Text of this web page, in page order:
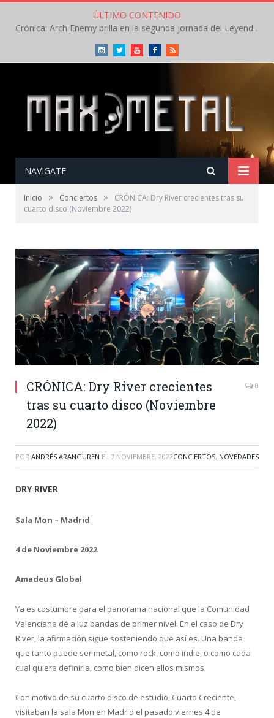
ÚLTIMO CONTENIDO
Crónica: Slaugther to Prevail pone la garra, Savatage la clase en la apertura del Leyendas del Rock – Miércoles – Agosto 2026
InstagramTwitterYoutubeFacebookRSS
NAVIGATE
Inicio » Conciertos »
CRÓNICA: Dry River crecientes tras su
cuarto disco (Noviembre 2022)
CRÓNICA: Dry River crecientes
tras su cuarto disco (Noviembre
2022)
0
POR ANDRÉS ARANGUREN EL 7 NOVIEMBRE, 2022CONCIERTOS, NOVEDADES
DRY RIVER
Sala Mon – Madrid
4 de Noviembre 2022
Amadeus Global
Ya es costumbre para el panorama nacional que la Comunidad
Valenciana dé a luz bandas de primer nivel. En el caso de Dry
River, la afirmación sigue sosteniendo que así es. Una banda
que tanto puede ser metal, como rock, como indie, o como cada
cual quiera definirla, como bien dicen ellos mismos.
Con motivo de su cuarto disco de estudio, Cuarto Creciente,
visitaban la sala Mon en Madrid el pasado viernes 4 de